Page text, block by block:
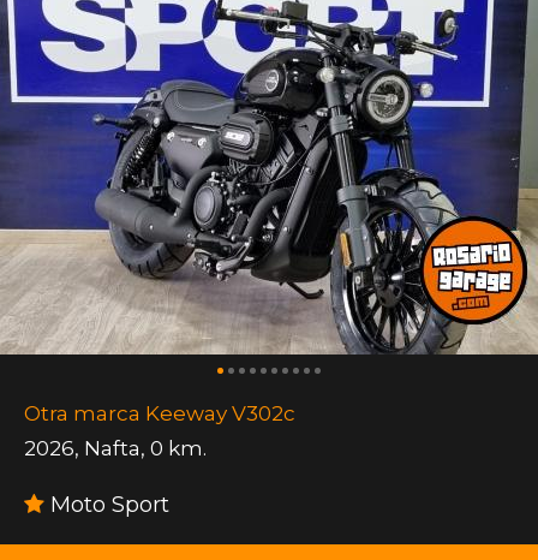
Otra marca Keeway V302c
2026, Nafta, 0 km.
Moto Sport